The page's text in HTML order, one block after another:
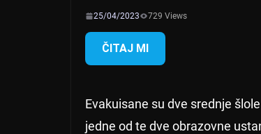
25/04/2023 729 Views
ČITAJ MI
Evakuisane su dve srednje
jedne od te dve obrazovne